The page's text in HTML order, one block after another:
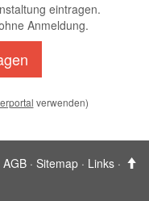
eintragen.
Anmeldung.
verwenden)
AGB · Sitemap · Links ·